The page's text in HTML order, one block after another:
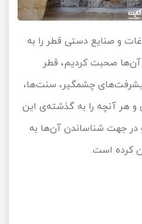
و صنایع دستی قطر را به
آن‌ها صحبت کردیم، قطر
چشمگیر، سنت‌ها،
هر آنچه را به گذشته‌ی این
جهت شناساندن آن‌ها به
کرده است.